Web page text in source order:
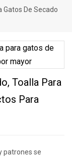
De Secado
Toalla Para
Para
patrones se